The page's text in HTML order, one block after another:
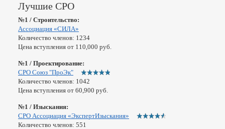
Лучшие СРО
№1 / Строительство:
Ассоциация «СИЛА»
Количество членов: 1234
Цена вступления от 110,000 руб.
№1 / Проектирование:
СРО Союз "ПроЭк"
Количество членов: 1042
Цена вступления от 60,900 руб.
№1 / Изыскания:
СРО Ассоциация «ЭкспертИзыскания»
Количество членов: 551